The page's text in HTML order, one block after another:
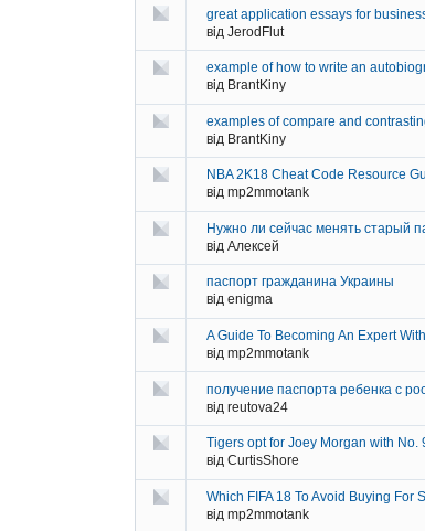
great application essays for
від JerodFlut
example of how to write an
від BrantKiny
examples of compare and
від BrantKiny
NBA 2K18 Cheat Code Resource
від mp2mmotank
Нужно ли сейчас менять старый
від Алексей
паспорт гражданина Украины
від enigma
A Guide To Becoming An Expert
від mp2mmotank
получение паспорта ребенка с
від reutova24
Tigers opt for Joey Morgan with No.
від CurtisShore
Which FIFA 18 To Avoid Buying For
від mp2mmotank